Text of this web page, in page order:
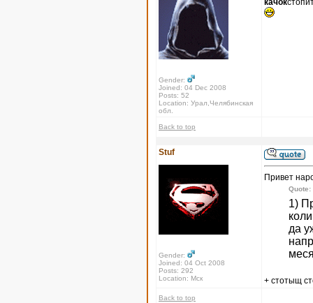
Gender:
Joined: 04 Dec 2008
Posts: 52
Location: Урал,Челябинская
обл.
качок
Back to top
Stuf
Gender:
Joined: 04 Oct 2008
Posts: 292
Location: Мск
Привет
Quote:
1)
да
+ стотыщ
Back to top